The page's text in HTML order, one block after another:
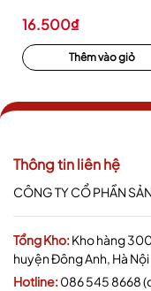
16.500₫
Thêm vào giỏ
Thông tin liên hệ
CÔNG TY CỔ PHẦN
Tổng Kho:Kho hàng
huyện Đông Anh, Hà Nội
Hotline:086 545 8668